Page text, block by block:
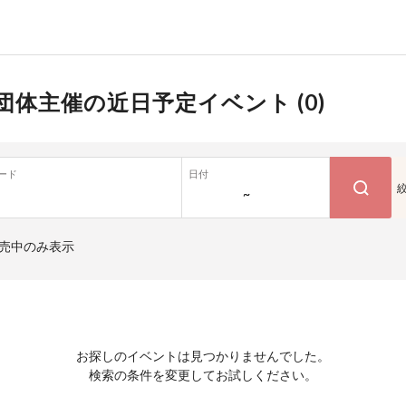
体主催の近日予定イベント (0)
ド 日付
~
中のみ表示
お探しのイベントは見つかりませんでした。
検索の条件を変更してお試しください。